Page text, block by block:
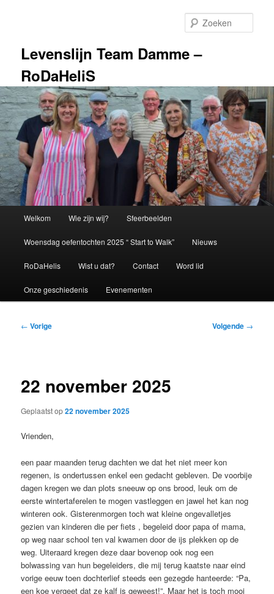
inhoudLevenslijn Team Damme –
RoDaHeliS
Welkom Wie zijn wij? Sfeerbeelden
Woensdag oefentochten 2025 “ Start to Walk” Nieuws
RoDaHelis Wist u dat? Contact Word lid
Onze geschiedenis Evenementen
Bericht
← Vorige Volgende →
22 november 2025
Geplaatst op22 november 2025
Vrienden,
een paar maanden terug dachten we dat het niet meer kon
regenen, is ondertussen enkel een gedacht gebleven. De voorbije
dagen kregen we dan plots sneeuw op ons brood, leuk om de
eerste wintertaferelen te mogen vastleggen en jawel het kan nog
winteren ook. Gisterenmorgen toch wat kleine ongevalletjes
gezien van kinderen die per fiets , begeleid door papa of mama,
op weg naar school ten val kwamen door de ijs plekken op de
weg. Uiteraard kregen deze daar bovenop ook nog een
bolwassing van hun begeleiders, die mij terug kaatste naar eind
vorige eeuw toen dochterlief steeds een gezegde hanteerde: “Pa,
een koe vergeet dat ze kalf is geweest!”. Maar het is toch mooi